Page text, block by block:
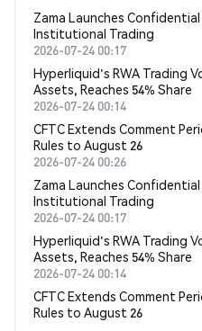
Zama Launches
Institutional Trading
2026-07-24 00:17
Hyperliquid's RWA Trading
Assets, Reaches 54% Share
2026-07-24 00:14
CFTC Extends Comment
Rules to August 26
2026-07-24 00:26
Zama Launches
Institutional Trading
2026-07-24 00:17
Hyperliquid's RWA Trading
Assets, Reaches 54% Share
2026-07-24 00:14
CFTC Extends Comment
Rules to August 26